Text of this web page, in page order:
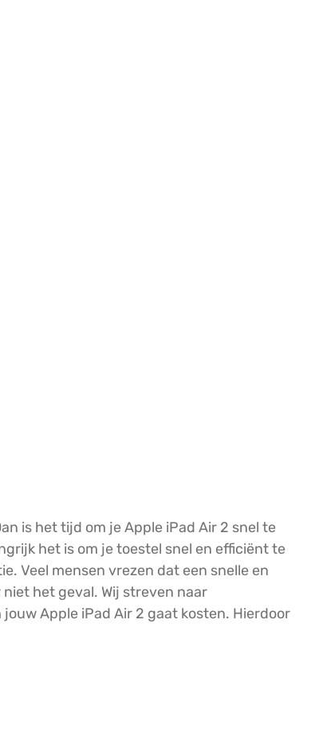
is het tijd om je Apple iPad Air 2 snel te
het is om je toestel snel en efficiënt te
Veel mensen vrezen dat een snelle en
het geval. Wij streven naar
Apple iPad Air 2 gaat kosten. Hierdoor